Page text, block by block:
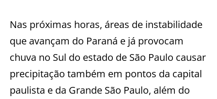
Nas próximas horas, áreas de instabilidade
que avançam do Paraná e já provocam
chuva no Sul do estado de São Paulo causar
precipitação também em pontos da capital
paulista e da Grande São Paulo, além do